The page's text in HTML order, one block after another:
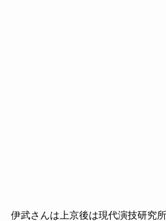
伊武さんは上京後は現代演技研究